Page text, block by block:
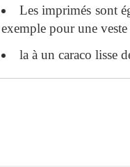
Les imprimés sont
exemple pour une
la à un caraco lisse